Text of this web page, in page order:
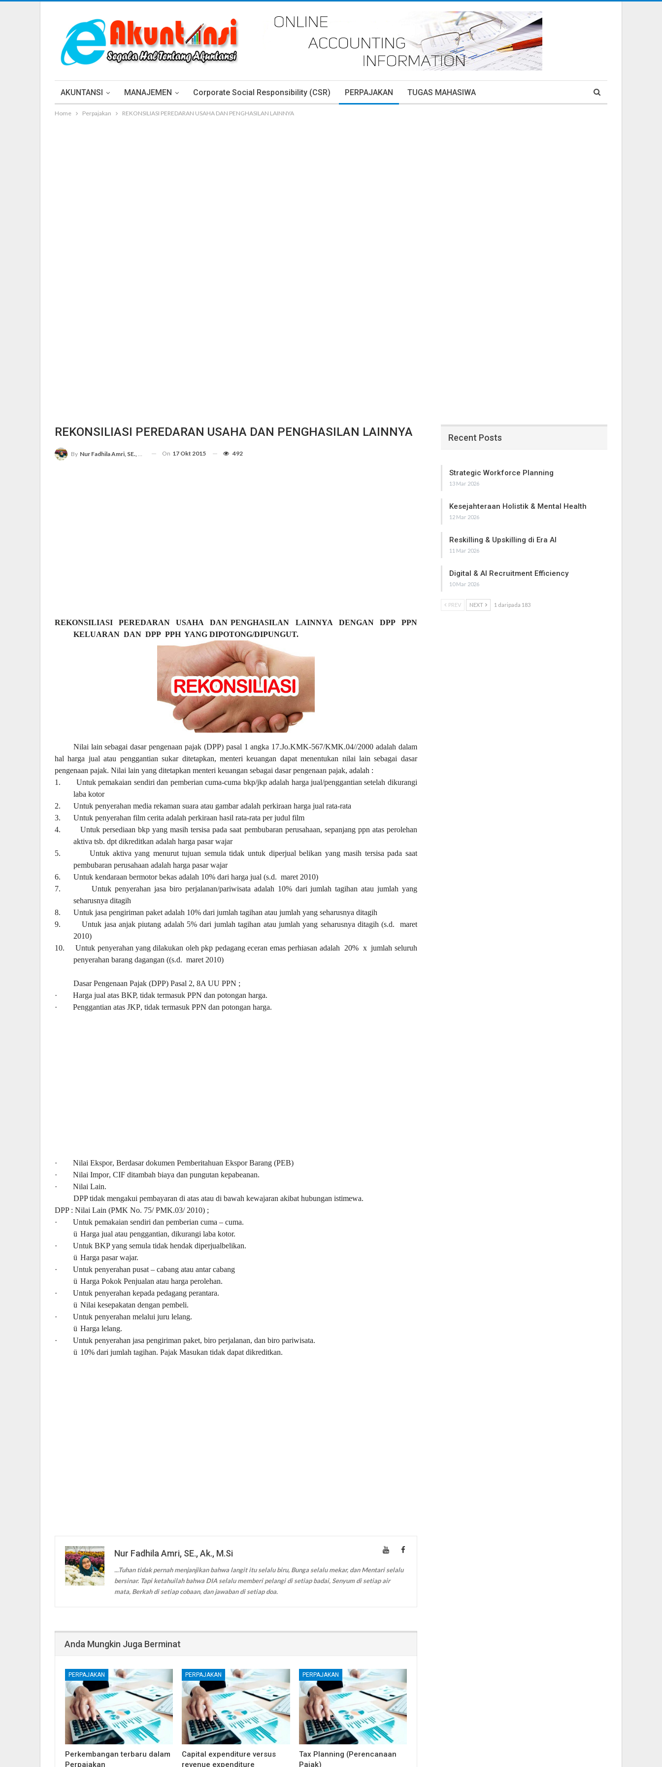
AKUNTANSI MANAJEMEN Corporate Social Responsibility (CSR) PERPAJAKAN TUGAS MAHASIWA
Home Perpajakan REKONSILIASI PEREDARAN USAHA DAN PENGHASILAN LAINNYA
REKONSILIASI PEREDARAN USAHA DAN PENGHASILAN LAINNYA
By Nur Fadhila Amri, SE., Ak., M.Si On 17 Okt 2015 492
REKONSILIASI PEREDARAN USAHA DAN PENGHASILAN LAINNYA DENGAN DPP
PPN
KELUARAN DAN DPP PPH YANG DIPOTONG/DIPUNGUT.
Nilai lain sebagai dasar pengenaan pajak (DPP) pasal 1 angka 17.Jo.KMK-567/KMK.04//2000 adalah dalam
hal harga jual atau penggantian sukar ditetapkan, menteri keuangan dapat menentukan nilai lain sebagai dasar
pengenaan pajak. Nilai lain yang ditetapkan menteri keuangan sebagai dasar pengenaan pajak, adalah :
1.
Untuk pemakaian sendiri dan pemberian cuma-cuma bkp/jkp adalah harga jual/penggantian setelah dikurangi
laba kotor
2.
Untuk penyerahan media rekaman suara atau gambar adalah perkiraan harga jual rata-rata
3.
Untuk penyerahan film cerita adalah perkiraan hasil rata-rata per judul film
4.
Untuk persediaan bkp yang masih tersisa pada saat pembubaran perusahaan, sepanjang ppn atas perolehan
aktiva tsb. dpt dikreditkan adalah harga pasar wajar
5.
Untuk aktiva yang menurut tujuan semula tidak untuk diperjual belikan yang masih tersisa pada saat
pembubaran perusahaan adalah harga pasar wajar
6.
Untuk kendaraan bermotor bekas adalah 10% dari harga jual (s.d. maret 2010)
7.
Untuk penyerahan jasa biro perjalanan/pariwisata adalah 10% dari jumlah tagihan atau jumlah yang
seharusnya ditagih
8.
Untuk jasa pengiriman paket adalah 10% dari jumlah tagihan atau jumlah yang seharusnya ditagih
9.
Untuk jasa anjak piutang adalah 5% dari jumlah tagihan atau jumlah yang seharusnya ditagih (s.d.
maret
2010)
10.
Untuk penyerahan yang dilakukan oleh pkp pedagang eceran emas perhiasan adalah 20% x jumlah seluruh
penyerahan barang dagangan ((s.d. maret 2010)
Dasar Pengenaan Pajak (DPP) Pasal 2, 8A UU PPN ;
·
Harga jual atas BKP, tidak termasuk PPN dan potongan harga.
·
Penggantian atas JKP, tidak termasuk PPN dan potongan harga.
· Nilai Ekspor, Berdasar dokumen Pemberitahuan Ekspor Barang (PEB)
·
Nilai Impor, CIF ditambah biaya dan pungutan kepabeanan.
·
Nilai Lain.
DPP tidak mengakui pembayaran di atas atau di bawah kewajaran akibat hubungan istimewa.
DPP : Nilai Lain (PMK No. 75/ PMK.03/ 2010) ;
·
Untuk pemakaian sendiri dan pemberian cuma – cuma.
ü Harga jual atau penggantian, dikurangi laba kotor.
·
Untuk BKP yang semula tidak hendak diperjualbelikan.
ü Harga pasar wajar.
·
Untuk penyerahan pusat – cabang atau antar cabang
ü Harga Pokok Penjualan atau harga perolehan.
·
Untuk penyerahan kepada pedagang perantara.
ü Nilai kesepakatan dengan pembeli.
·
Untuk penyerahan melalui juru lelang.
ü Harga lelang.
·
Untuk penyerahan jasa pengiriman paket, biro perjalanan, dan biro pariwisata.
ü 10% dari jumlah tagihan. Pajak Masukan tidak dapat dikreditkan.
Nur Fadhila Amri, SE., Ak., M.Si
...Tuhan tidak pernah menjanjikan bahwa langit itu selalu biru, Bunga selalu mekar, dan Mentari selalu
bersinar. Tapi ketahuilah bahwa DIA selalu memberi pelangi di setiap badai, Senyum di setiap air
mata, Berkah di setiap cobaan, dan jawaban di setiap doa.
Anda Mungkin Juga Berminat
PERPAJAKAN
Perkembangan terbaru dalam
Perpajakan
PERPAJAKAN
Capital expenditure versus
revenue expenditure
PERPAJAKAN
Tax Planning (Perencanaan
Pajak)
Recent Posts
Strategic Workforce Planning
13 Mar 2026
Kesejahteraan Holistik & Mental Health
12 Mar 2026
Reskilling & Upskilling di Era AI
11 Mar 2026
Digital & AI Recruitment Efficiency
10 Mar 2026
PREV NEXT 1 daripada 183